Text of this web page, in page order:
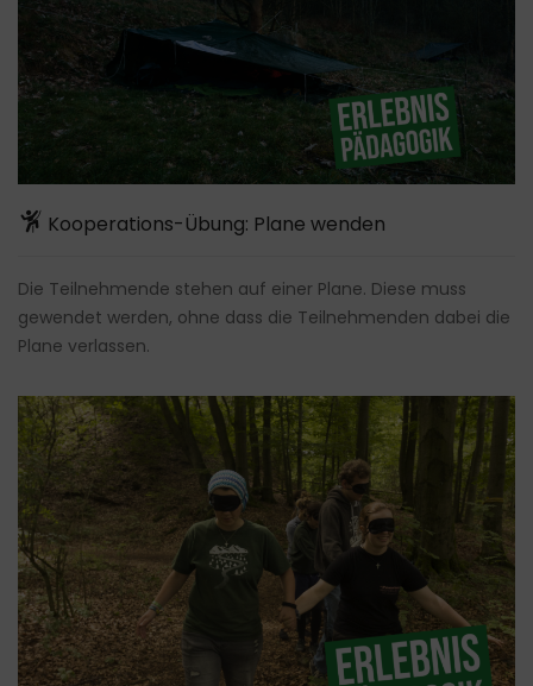
Kooperations-Übung: Plane wenden
Die Teilnehmende stehen auf einer Plane. Diese muss
gewendet werden, ohne dass die Teilnehmenden dabei die
Plane verlassen.